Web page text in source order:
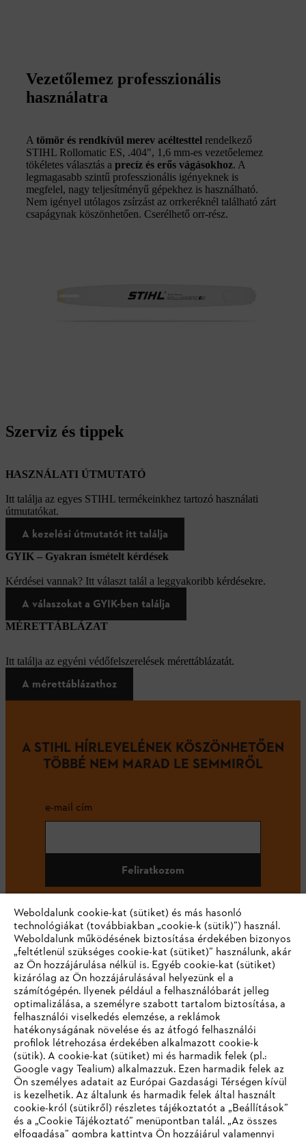
Vezetőlemez professzionális
használatra
A tömör és rendkívül merev acéltesttel rendelkező
STIHL Rollomatic ES, .404", 1,6 mm-es vezetőelemez
tökéletes választás a precíz és erős vágásokhoz. A
legmagasabb szintű professzionális igényeknek is
megfelel, nagy teljesítményű gépekhez is használható.
Nem igényel utólagos zsírzást az orrkeréknél található zárt
csapágynak köszönhetően. Cserélhető orr-rész.
Szerviz és tippek
HASZNÁLATI ÚTMUTATÓ
Itt találja az egyes STIHL termékeinkhez tartozó használati
útmutatókat.
A kezelési útmutatót itt találja
GYIK – Gyakran ismételt kérdések
Kérdései vannak? Itt választ talál a leggyakoribb kérdésekre.
A válaszokat a GYIK-ben találja
MÉRETTÁBLÁZAT
Itt találja az egyéni védőfelszerelések mérettáblázatát.
A mérettáblázathoz
A STIHL HÍRLEVELÉNEK KÖSZÖNHETŐEN
TÖBBÉ NEM MARAD LE SEMMIRŐL
e-mail cím
Feliratkozom
#STIHL
Vállalat
STIHL GYIK
Weboldalunk cookie-kat (sütiket) és más hasonló
technológiákat (továbbiakban „cookie-k (sütik)”) használ.
Weboldalunk működésének biztosítása érdekében bizonyos
„feltétlenül szükséges cookie-kat (sütiket)” használunk, akár
az Ön hozzájárulása nélkül is. Egyéb cookie-kat (sütiket)
kizárólag az Ön hozzájárulásával helyezünk el a
számítógépén. Ilyenek például a felhasználóbarát jelleg
optimalizálása, a személyre szabott tartalom biztosítása, a
felhasználói viselkedés elemzése, a reklámok
hatékonyságának növelése és az átfogó felhasználói
profilok létrehozása érdekében alkalmazott cookie-k
(sütik). A cookie-kat (sütiket) mi és harmadik felek (pl.:
Google vagy Tealium) alkalmazzuk. Ezen harmadik felek az
Ön személyes adatait az Európai Gazdasági Térségen kívül
is kezelhetik. Az általunk és harmadik felek által használt
cookie-król (sütikről) részletes tájékoztatót a „Beállítások”
és a „Cookie Tájékoztató” menüpontban talál. „Az összes
elfogadása” gombra kattintva Ön hozzájárul valamennyi